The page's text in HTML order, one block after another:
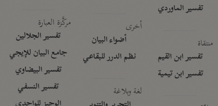
تفسير الماوردي
منتقاة
تفسير ابن القيم
تفسير ابن تيمية
أخرى
أضواء البيان
نظم الدرر للبقاعي
لغة وبلاغة
مركَّزة العبارة
تفسير الجلالين
جامع البيان للإيجي
تفسير البيضاوي
تفسير النسفي